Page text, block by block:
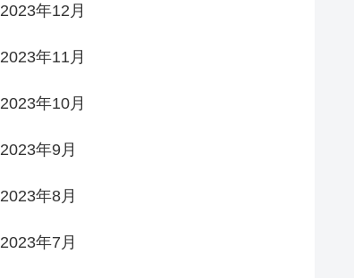
2023年12月
2023年11月
2023年10月
2023年9月
2023年8月
2023年7月